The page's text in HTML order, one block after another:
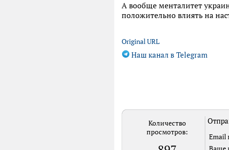
А вообще менталитет
положительно влиять на
Original URL
Наш канал в Telegram
Количество
просмотров:
Email